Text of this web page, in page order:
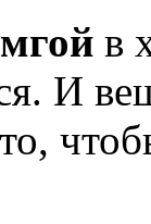
в
И